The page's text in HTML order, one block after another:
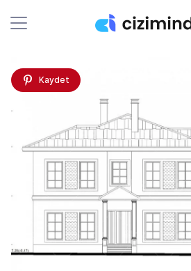
Kaydet